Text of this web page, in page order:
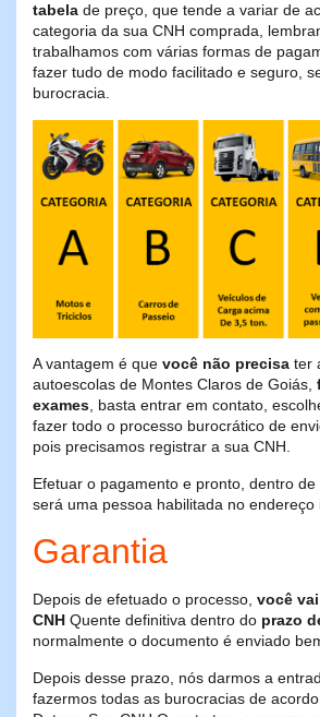
tabela de preço, que tende a variar de
categoria da sua CNH comprada,
trabalhamos com várias formas de
fazer tudo de modo facilitado e seguro,
burocracia.
A vantagem é que você não precisa ter
autoescolas de Montes Claros de Goiás,
exames, basta entrar em contato,
fazer todo o processo burocrático de
pois precisamos registrar a sua CNH.
Efetuar o pagamento e pronto, dentro
será uma pessoa habilitada no endereço
Garantia
Depois de efetuado o processo, você
CNH Quente definitiva dentro do prazo
normalmente o documento é enviado
Depois desse prazo, nós darmos a
fazermos todas as burocracias de